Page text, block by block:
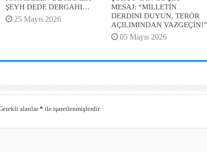
ŞEYH DEDE DERGAHI…
25 Mayıs 2026
MESAJ: “MİLLETİN
DERDİNİ DUYUN, TERÖR
AÇILIMINDAN VAZGEÇİN!”
05 Mayıs 2026
alanlar* ile işaretlenmişlerdir